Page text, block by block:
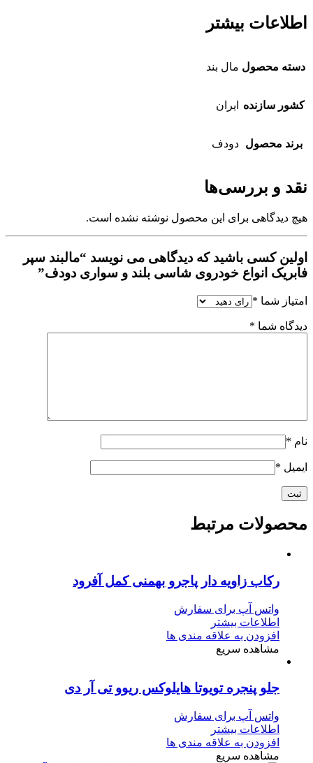
اطلاعات بیشتر
دسته محصول مال بند
کشور سازنده ایران
برند محصول دودف
نقد و بررسی‌ها
هیچ دیدگاهی برای این محصول نوشته نشده است.
اولین کسی باشید که دیدگاهی می نویسد “مالبند سپر
فابریک انواع خودروی شاسی بلند و سواری دودف”
امتیاز شما *
دیدگاه شما *
نام *
ایمیل *
محصولات مرتبط
رکاب زاویه دار پاجرو بهمنی کمل آفرود
واتس آپ برای سفارش
اطلاعات بیشتر
افزودن به علاقه مندی ها
مشاهده سریع
جلو پنجره تویوتا هایلوکس ریوو تی آر دی
واتس آپ برای سفارش
اطلاعات بیشتر
افزودن به علاقه مندی ها
مشاهده سریع